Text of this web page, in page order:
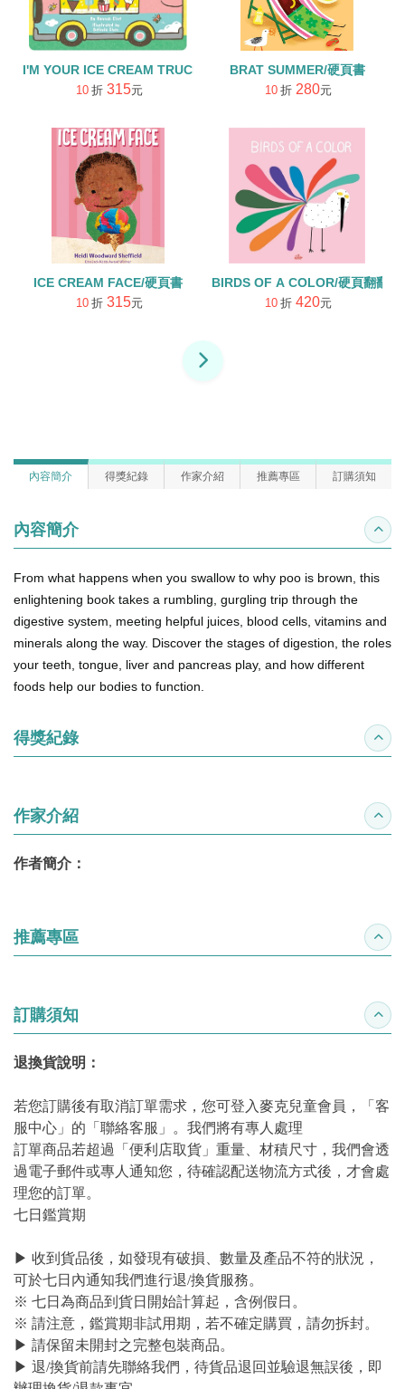
I'M YOUR ICE CREAM TRUCK/硬頁書
10 折 315元
BRAT SUMMER/硬頁書
10 折 280元
ICE CREAM FACE/硬頁書
10 折 315元
BIRDS OF A COLOR/硬頁翻翻書
10 折 420元
內容簡介 得獎紀錄 作家介紹 推薦專區 訂購須知
內容簡介 收合
From what happens when you swallow to why poo is brown, this
enlightening book takes a rumbling, gurgling trip through the
digestive system, meeting helpful juices, blood cells, vitamins and
minerals along the way. Discover the stages of digestion, the roles
your teeth, tongue, liver and pancreas play, and how different
foods help our bodies to function.
得獎紀錄 收合
作家介紹 收合
作者簡介：
推薦專區 收合
訂購須知 收合
退換貨說明：
若您訂購後有取消訂單需求，您可登入麥克兒童會員，「客
服中心」的「聯絡客服」。我們將有專人處理
訂單商品若超過「便利店取貨」重量、材積尺寸，我們會透
過電子郵件或專人通知您，待確認配送物流方式後，才會處
理您的訂單。
七日鑑賞期
▶ 收到貨品後，如發現有破損、數量及產品不符的狀況，
可於七日內通知我們進行退/換貨服務。
※ 七日為商品到貨日開始計算起，含例假日。
※ 請注意，鑑賞期非試用期，若不確定購買，請勿拆封。
▶ 請保留未開封之完整包裝商品。
▶ 退/換貨前請先聯絡我們，待貨品退回並驗退無誤後，即